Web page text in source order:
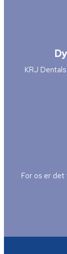
KRJ
For os er